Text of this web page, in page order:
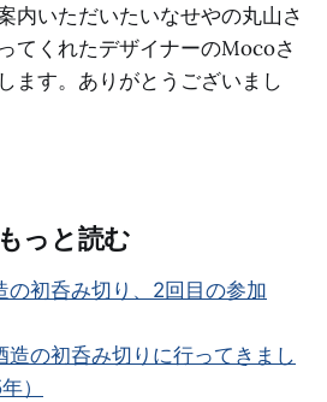
内いただいたいなせやの丸山さ
てくれたデザイナーのMocoさ
ます。ありがとうございまし
っと読む
の初呑み切り、2回目の参加
造の初呑み切りに行ってきまし
）